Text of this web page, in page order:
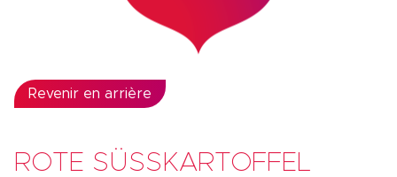
Revenir en arrière
ROTE SÜSSKARTOFFEL